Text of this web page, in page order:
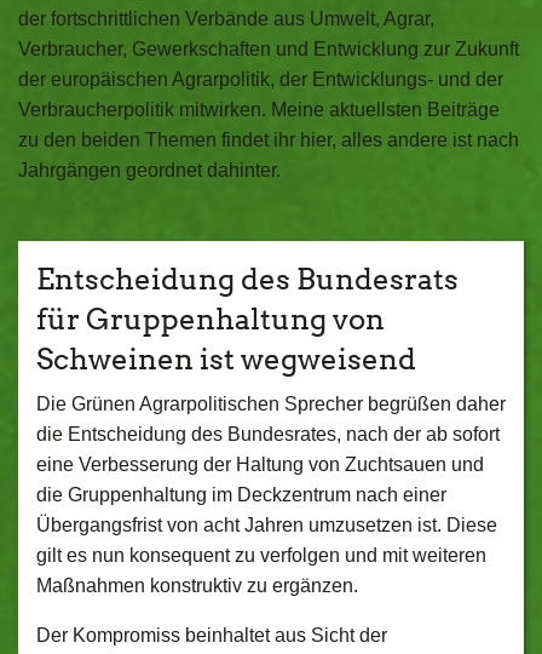
der fortschrittlichen Verbände aus Umwelt, Agrar,
Verbraucher, Gewerkschaften und Entwicklung zur Zukunft
der europäischen Agrarpolitik, der Entwicklungs- und der
Verbraucherpolitik mitwirken. Meine aktuellsten Beiträge
zu den beiden Themen findet ihr hier, alles andere ist nach
Jahrgängen geordnet dahinter.
Entscheidung des Bundesrats
für Gruppenhaltung von
Schweinen ist wegweisend
Die Grünen Agrarpolitischen Sprecher begrüßen daher
die Entscheidung des Bundesrates, nach der ab sofort
eine Verbesserung der Haltung von Zuchtsauen und
die Gruppenhaltung im Deckzentrum nach einer
Übergangsfrist von acht Jahren umzusetzen ist. Diese
gilt es nun konsequent zu verfolgen und mit weiteren
Maßnahmen konstruktiv zu ergänzen.
Der Kompromiss beinhaltet aus Sicht der